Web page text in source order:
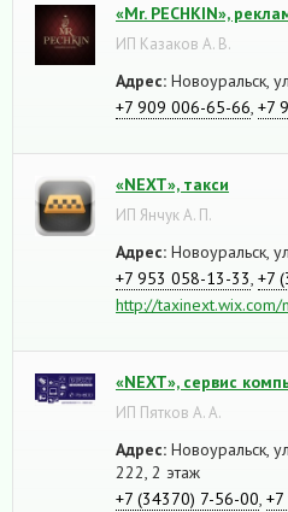
«Mr. PECHKIN»,
ИП Казаков А. В.
Адрес: Новоуральск,
+7 909 006-65-66 +7
«NEXT», такси
ИП Янчук А. П.
Адрес: Новоуральск,
+7 953 058-13-33 +7
http://taxinext.wix.com/
«NEXT», сервис
ИП Пятков А. А.
Адрес: Новоуральск,
222, 2 этаж
+7 (34370) 7-56-00